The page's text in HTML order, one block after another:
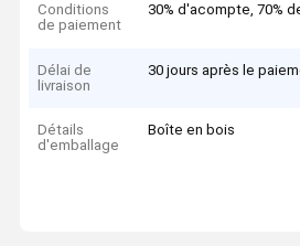
Conditions
de paiement
30% d'acompte, 70%
Délai de
livraison
30 jours après le
Détails
d'emballage
Boîte en bois